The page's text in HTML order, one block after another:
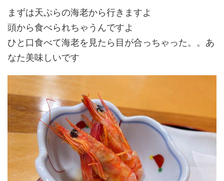
まずは天ぷらの海老から行きますよ
頭から食べられちゃうんですよ
ひと口食べて海老を見たら目が合っちゃった。。あ
なた美味しいです